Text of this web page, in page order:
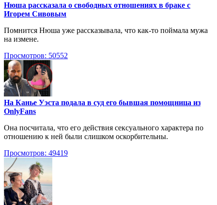
Нюша рассказала о свободных отношениях в браке с
Игорем Сивовым
Помнится Нюша уже рассказывала, что как-то поймала мужа
на измене.
Просмотров: 50552
На Канье Уэста подала в суд его бывшая помощница из
OnlyFans
Она посчитала, что его действия сексуального характера по
отношению к ней были слишком оскорбительны.
Просмотров: 49419